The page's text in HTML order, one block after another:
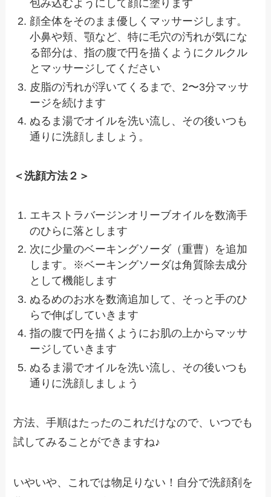
包み込むようにして顔に塗ります
顔全体をそのまま優しくマッサージします。
小鼻や頬、顎など、特に毛穴の汚れが気にな
る部分は、指の腹で円を描くようにクルクル
とマッサージしてください
皮脂の汚れが浮いてくるまで、 2〜3分マッサ
ージを続けます
ぬるま湯でオイルを洗い流し、その後いつも
通りに洗顔しましょう。
＜洗顔方法２＞
エキストラバージンオリーブオイルを数滴手
のひらに落とします
次に少量のベーキングソーダ（重曹）を追加
します。※ベーキングソーダは角質除去成分
として機能します
ぬるめのお水を数滴追加して、そっと手のひ
らで伸ばしていきます
指の腹で円を描くようにお肌の上からマッサ
ージしていきます
ぬるま湯でオイルを洗い流し、その後いつも
通りに洗顔しましょう
方法、手順はたったのこれだけなので、いつでも
試してみることができますね♪
いやいや、これでは物足りない！自分で洗顔剤を